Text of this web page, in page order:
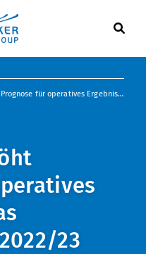
EN
Südzucker erhöht Prognose für operatives Ergebnis für das Geschäftsjahr 2022/23 nochmals deutlich
23